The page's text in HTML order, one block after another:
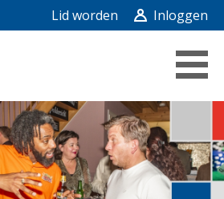
Lid worden Inloggen